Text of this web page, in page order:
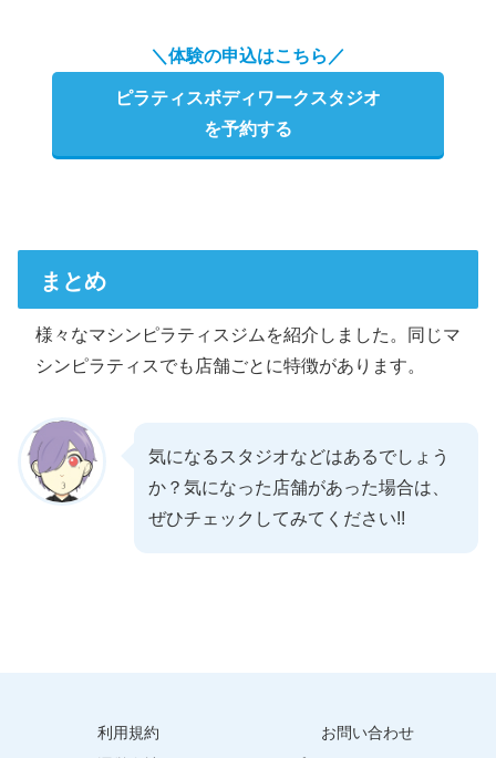
＼体験の申込はこちら／
ピラティスボディワークスタジオ
を予約する
まとめ
様々なマシンピラティスジムを紹介しました。同じマ
シンピラティスでも店舗ごとに特徴があります。
気になるスタジオなどはあるでしょう
か？気になった店舗があった場合は、
ぜひチェックしてみてください!!
利用規約
お問い合わせ